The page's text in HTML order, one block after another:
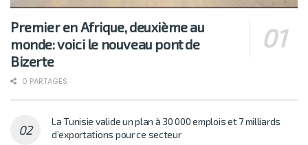
Premier en Afrique, deuxième au
monde: voici le nouveau pont de
Bizerte
0 PARTAGES
La Tunisie valide un plan à 30 000 emplois et 7 milliards
d’exportations pour ce secteur